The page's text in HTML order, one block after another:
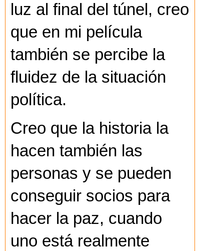
luz al final del túnel, creo
que en mi película
también se percibe la
fluidez de la situación
política.
Creo que la historia la
hacen también las
personas y se pueden
conseguir socios para
hacer la paz, cuando
uno está realmente